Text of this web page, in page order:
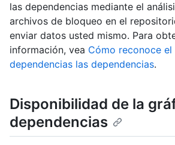
las dependencias mediante el
archivos de bloqueo en el
enviar datos usted mismo. Para
información, vea Cómo reconoce
dependencias las dependencias.
Disponibilidad de la
dependencias